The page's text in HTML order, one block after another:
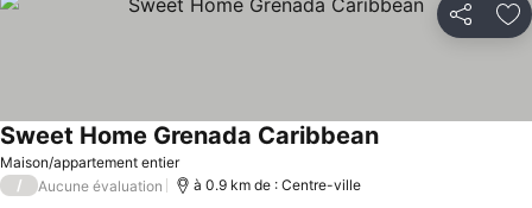
Partager
Maison/appartement entier
Sweet Home Grenada Caribbean
/ Aucune évaluation à 0.9 km de : Centre-ville